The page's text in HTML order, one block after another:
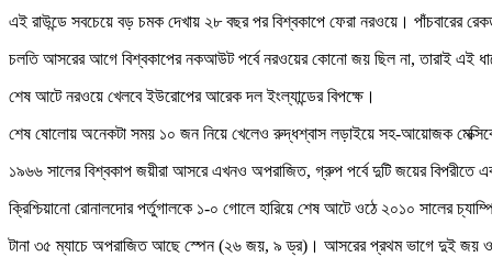
এই রাউন্ডে সবচেয়ে বড় চমক দেখায় ২৮ বছর পর বিশ্বকাপে ফেরা নরওয়ে। পাঁচবারের
চলতি আসরের আগে বিশ্বকাপের নকআউট পর্বে নরওয়ের কোনো জয় ছিল না, তারাই এই ধাপে
শেষ আটে নরওয়ে খেলবে ইউরোপের আরেক দল ইংল্যান্ডের বিপক্ষে।
শেষ ষোলোয় অনেকটা সময় ১০ জন নিয়ে খেলেও রুদ্ধশ্বাস লড়াইয়ে সহ-আয়োজক
১৯৬৬ সালের বিশ্বকাপ জয়ীরা আসরে এখনও অপরাজিত, গ্রুপ পর্বে দুটি জয়ের বিপরীতে
ক্রিশ্চিয়ানো রোনালদোর পর্তুগালকে ১-০ গোলে হারিয়ে শেষ আটে ওঠে ২০১০ সালের
টানা ৩৫ ম্যাচে অপরাজিত আছে স্পেন (২৬ জয়, ৯ ড্র)। আসরের প্রথম ভাগে দুই জয় ও